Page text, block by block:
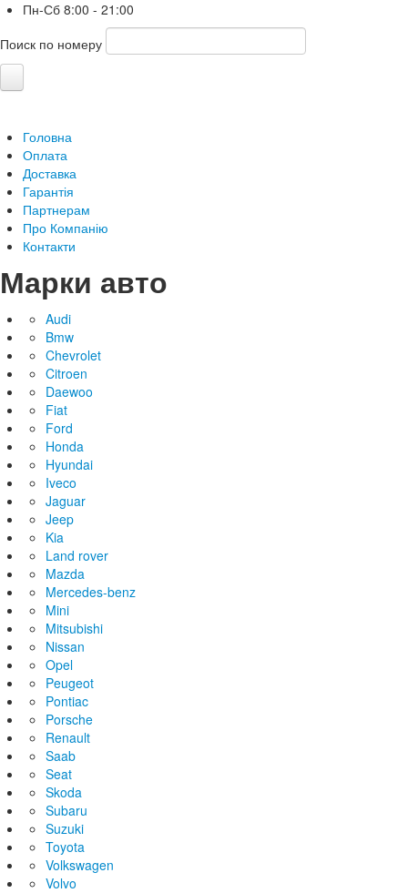
Пн-Сб 8:00 - 21:00
Поиск по номеру
Головна
Оплата
Доставка
Гарантія
Партнерам
Про Компанію
Контакти
Марки авто
Audi
Bmw
Chevrolet
Citroen
Daewoo
Fiat
Ford
Honda
Hyundai
Iveco
Jaguar
Jeep
Kia
Land rover
Mazda
Mercedes-benz
Mini
Mitsubishi
Nissan
Opel
Peugeot
Pontiac
Porsche
Renault
Saab
Seat
Skoda
Subaru
Suzuki
Toyota
Volkswagen
Volvo